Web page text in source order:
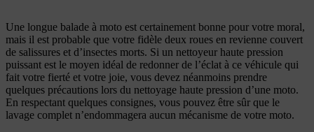
Une longue balade à moto est certainement bonne pour votre moral,
mais il est probable que votre fidèle deux roues en revienne couvert
de salissures et d’insectes morts. Si un nettoyeur haute pression
puissant est le moyen idéal de redonner de l’éclat à ce véhicule qui
fait votre fierté et votre joie, vous devez néanmoins prendre
quelques précautions lors du nettoyage haute pression d’une moto.
En respectant quelques consignes, vous pouvez être sûr que le
lavage complet n’endommagera aucun mécanisme de votre moto.